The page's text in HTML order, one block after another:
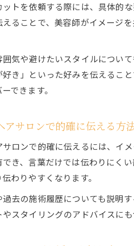
初
トを依頼する際には、具体的
ることで、美容師がイメージ
気や避けたいスタイルについ
き」といった好みを伝えるこ
できます。
アサロンで的確に伝える方
ロンで的確に伝えるには、イ
き、言葉だけでは伝わりにく
わりやすくなります。
過去の施術履歴についても説明
スタイリングのアドバイスに